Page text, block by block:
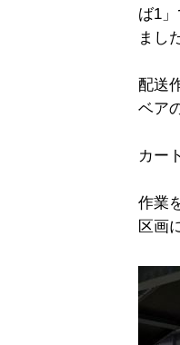
ば1
まし
配送
ベア
カー
作業
区画